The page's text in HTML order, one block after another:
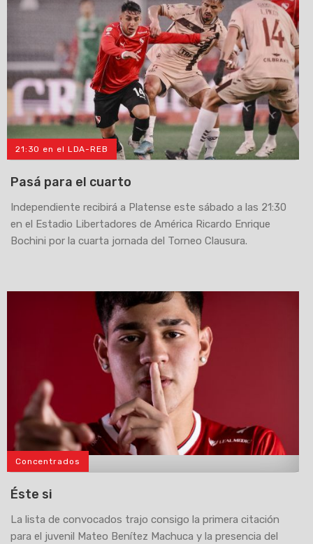
21:30 en el LDA-REB
Pasá para el cuarto
Independiente recibirá a Platense este sábado a las 21:30
en el Estadio Libertadores de América Ricardo Enrique
Bochini por la cuarta jornada del Torneo Clausura.
Concentrados
Éste si
La lista de convocados trajo consigo la primera citación
para el juvenil Mateo Benítez Machuca y la presencia del